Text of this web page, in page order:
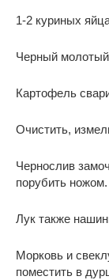
1-2 куриных
Черный
Картофель
Очистить,
Чернослив
порубить ножом.
Лук также
Морковь и
поместить в